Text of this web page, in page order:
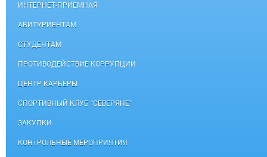
ИНТЕРНЕТ-ПРИЕМНАЯ
АБИТУРИЕНТАМ
СТУДЕНТАМ
ПРОТИВОДЕЙСТВИЕ КОРРУПЦИИ
ЦЕНТР КАРЬЕРЫ
СПОРТИВНЫЙ КЛУБ "СЕВЕРЯНЕ"
ЗАКУПКИ
КОНТРОЛЬНЫЕ МЕРОПРИЯТИЯ